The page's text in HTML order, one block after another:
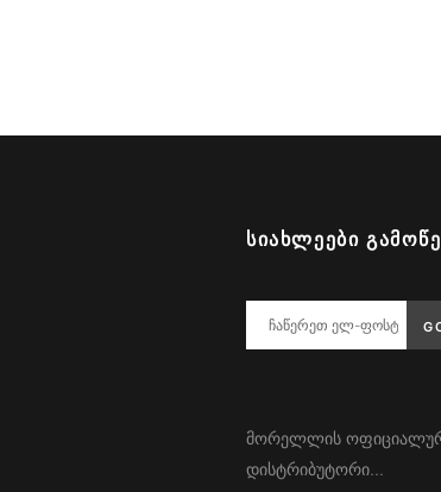
ᲡᲘᲐᲮᲚᲔᲔᲑᲘ
მორელლის
დისტრიბუტორი...